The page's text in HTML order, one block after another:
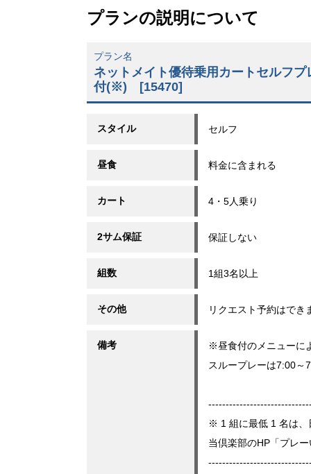
プランの説明について
プラン名
ネットメイト優待乗用カートセルフ
付(※) [15470]
スタイル セルフ
昼食 料金に含まれる
カート 4・5人乗り
2サム保証 保証しない
組数 1組3名以上
その他 リクエスト予約はでき
備考
※昼食付のメニューに
スループレーは7:00～
※ 1 組に最低 1 名は、
当倶楽部のHP「プレ